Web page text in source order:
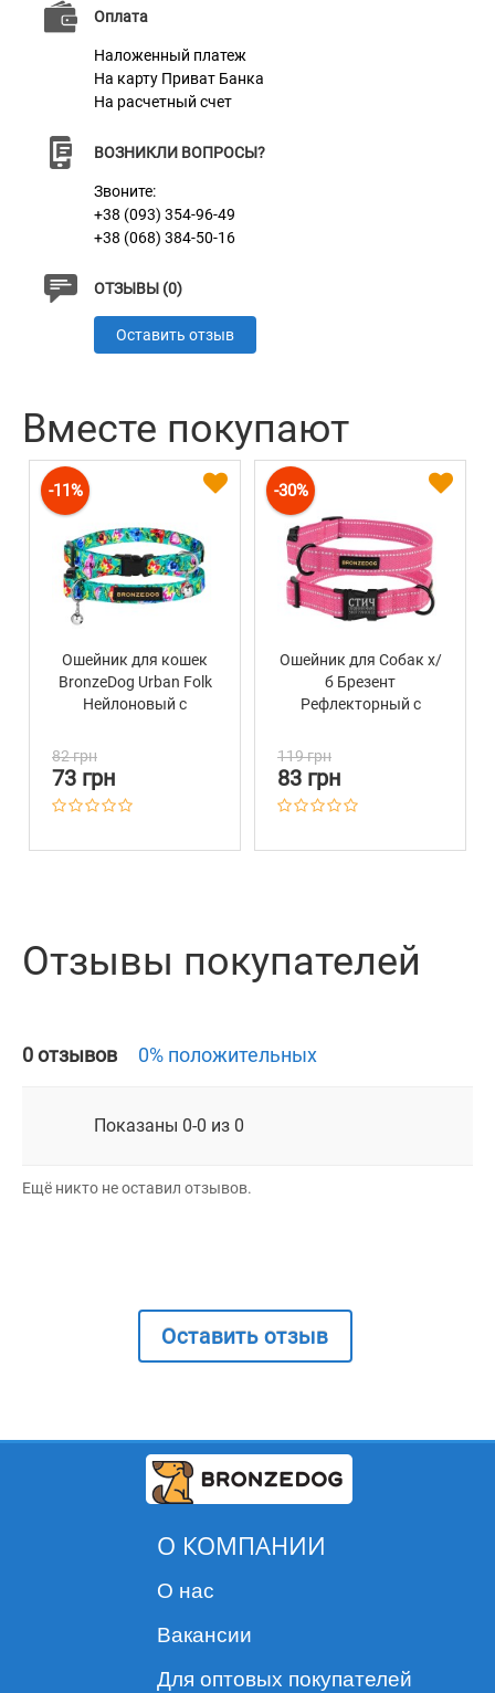
Оплата
Наложенный платеж
На карту Приват Банка
На расчетный счет
ВОЗНИКЛИ ВОПРОСЫ?
Звоните:
+38 (093) 354-96-49
+38 (068) 384-50-16
ОТЗЫВЫ (0)
Оставить отзыв
Вместе покупают
-11%
Ошейник для кошек
BronzeDog Urban Folk
Нейлоновый с
Ментоловый
82 грн
73 грн
-30%
Ошейник для Собак х/
б Брезент
Рефлекторный c
пряжкой Bronzedog
Сotton Розовый
119 грн
83 грн
Отзывы покупателей
0 отзывов 0% положительных
Показаны 0-0 из 0
Ещё никто не оставил отзывов.
Оставить отзыв
О КОМПАНИИ
О нас
Вакансии
Для оптовых покупателей